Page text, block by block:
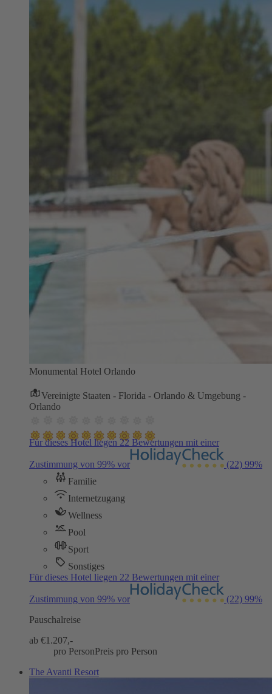
Monumental Hotel Orlando
Vereinigte Staaten - Florida - Orlando & Umgebung -
Orlando
Für dieses Hotel liegen 22 Bewertungen mit einer
Zustimmung von 99% vor (22) 99%
Familie
Internetzugang
Wellness
Pool
Sport
Sonstiges
Für dieses Hotel liegen 22 Bewertungen mit einer
Zustimmung von 99% vor (22) 99%
Pauschalreise
ab €1.207,-
pro PersonPreis pro Person
The Avanti Resort